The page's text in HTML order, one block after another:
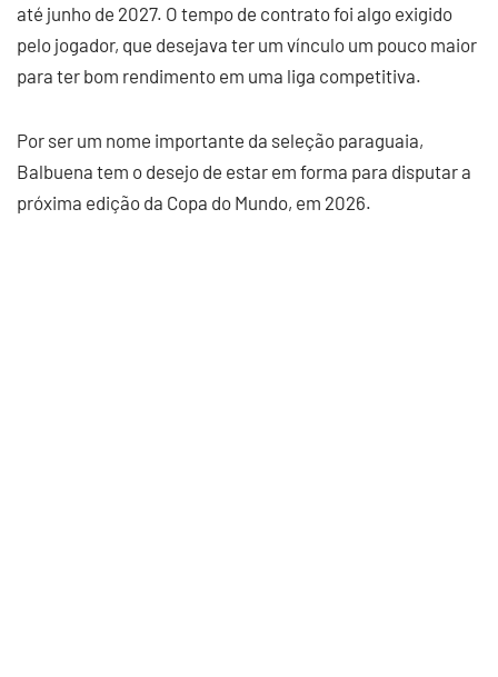
até junho de 2027. O tempo de contrato foi algo exigido
pelo jogador, que desejava ter um vínculo um pouco maior
para ter bom rendimento em uma liga competitiva.
Por ser um nome importante da seleção paraguaia,
Balbuena tem o desejo de estar em forma para disputar a
próxima edição da Copa do Mundo, em 2026.